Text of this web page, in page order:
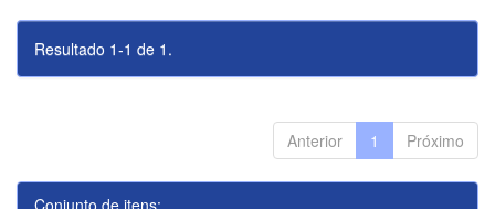
Resultado 1-1 de 1.
Anterior 1 Próximo
Conjunto de itens: